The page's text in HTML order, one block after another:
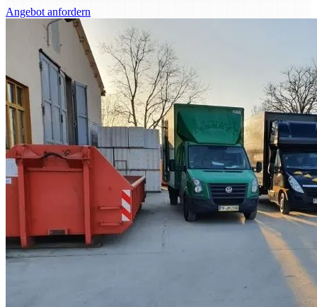
Angebot anfordern